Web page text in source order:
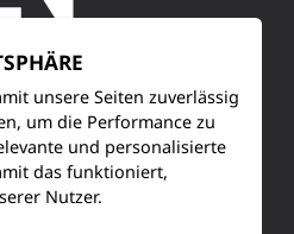
unsere Seiten zuverlässig
um die Performance zu
und personalisierte
das funktioniert,
Nutzer.